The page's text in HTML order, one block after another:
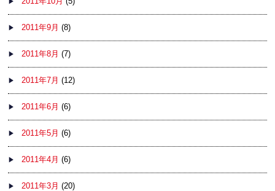
2011年9月 (8)
2011年8月 (7)
2011年7月 (12)
2011年6月 (6)
2011年5月 (6)
2011年4月 (6)
2011年3月 (20)